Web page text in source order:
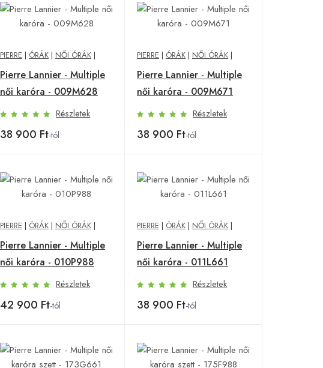
PIERRE | ÓRÁK | NŐI ÓRÁK |
Pierre Lannier - Multiple
női karóra - 009M628
Részletek
38 900 Ft-tól
PIERRE | ÓRÁK | NŐI ÓRÁK |
Pierre Lannier - Multiple
női karóra - 009M671
Részletek
38 900 Ft-tól
PIERRE | ÓRÁK | NŐI ÓRÁK |
Pierre Lannier - Multiple
női karóra - 010P988
Részletek
42 900 Ft-tól
PIERRE | ÓRÁK | NŐI ÓRÁK |
Pierre Lannier - Multiple
női karóra - 011L661
Részletek
38 900 Ft-tól